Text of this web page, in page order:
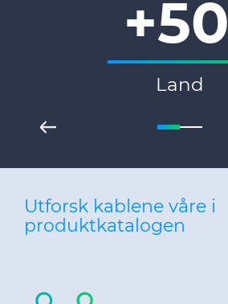
+50
Land
Utforsk kablene våre i
produktkatalogen